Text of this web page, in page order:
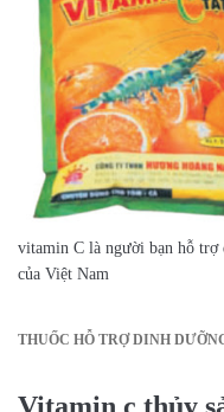
vitamin C là người bạn hỗ trợ
của Việt Nam
THUỐC HỖ TRỢ DINH